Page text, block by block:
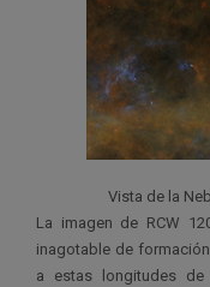
Vista de la
La imagen de RCW
inagotable de
a estas longitudes